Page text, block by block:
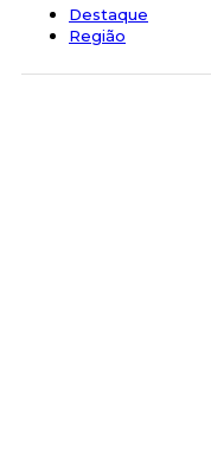
Destaque
Região